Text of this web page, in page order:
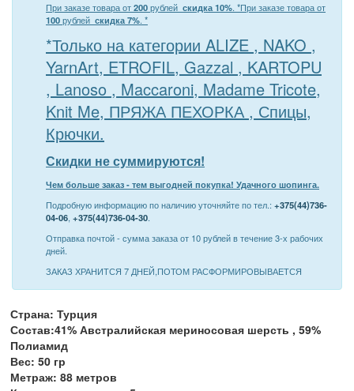
При заказе товара от200рублей скидка 10%. *При заказе товара от
100рублей скидка 7%. *
*Только на категории ALIZE , NAKO ,
YarnArt, ETROFIL, Gazzal , KARTOPU
, Lanoso , Maccaroni, Madame Tricote,
Knit Me, ПРЯЖА ПЕХОРКА , Спицы,
Крючки.
Скидки не суммируются!
Чем больше заказ - тем выгодней покупка! Удачного шопинга.
Подробную информацию по наличию уточняйте по тел.: +375(44)736-
04-06, +375(44)736-04-30.
Отправка почтой - сумма заказа от 10 рублей в течение 3-х рабочих
дней.
ЗАКАЗ ХРАНИТСЯ 7 ДНЕЙ,ПОТОМ РАСФОРМИРОВЫВАЕТСЯ
Страна: Турция
Состав:41% Австралийская мериносовая шерсть , 59%
Полиамид
Вес: 50 гр
Метраж: 88 метров